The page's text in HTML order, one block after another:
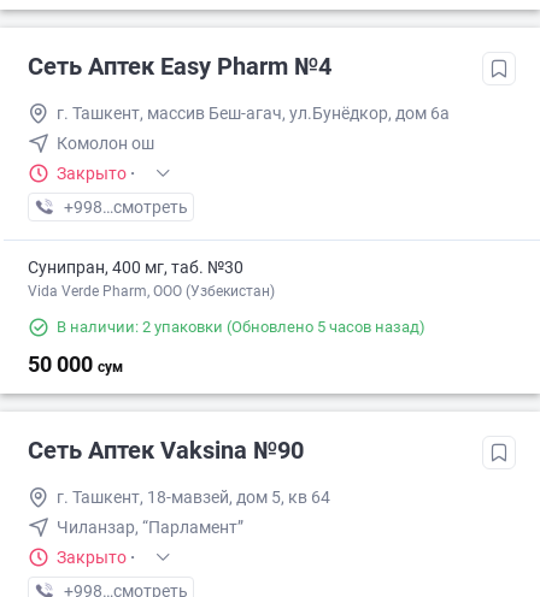
Сеть Аптек Easy Pharm №4
г. Ташкент, массив Беш-агач, ул.Бунёдкор, дом 6а
Комолон ош
Закрыто ·
+998 (71) XXX-XX-XX
смотреть
Сунипран, 400 мг, таб. №30
Vida Verde Pharm, ООО (Узбекистан)
В наличии: 2 упаковки (Обновлено 5 часов назад)
50 000 сум
Сеть Аптек Vaksina №90
г. Ташкент, 18-мавзей, дом 5, кв 64
Чиланзар, “Парламент”
Закрыто ·
+998 (77) XXX-XX-XX
смотреть